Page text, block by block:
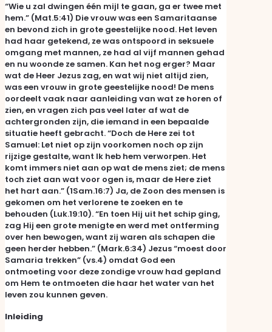
“Wie u zal dwingen één mijl te gaan, ga er twee met
hem.” (Mat.5:41) Die vrouw was een Samaritaanse
en bevond zich in grote geestelijke nood. Het leven
had haar getekend, ze was ontspoord in seksuele
omgang met mannen, ze had al vijf mannen gehad
en nu woonde ze samen. Kan het nog erger? Maar
wat de Heer Jezus zag, en wat wij niet altijd zien,
was een vrouw in grote geestelijke nood! De mens
oordeelt vaak naar aanleiding van wat ze horen of
zien, en vragen zich pas veel later af wat de
achtergronden zijn, die iemand in een bepaalde
situatie heeft gebracht. “Doch de Here zei tot
Samuel: Let niet op zijn voorkomen noch op zijn
rijzige gestalte, want Ik heb hem verworpen. Het
komt immers niet aan op wat de mens ziet; de mens
toch ziet aan wat voor ogen is, maar de Here ziet
het hart aan.” (1Sam.16:7) Ja, de Zoon des mensen is
gekomen om het verlorene te zoeken en te
behouden (Luk.19:10). “En toen Hij uit het schip ging,
zag Hij een grote menigte en werd met ontferming
over hen bewogen, want zij waren als schapen die
geen herder hebben.” (Mark.6:34) Jezus “moest door
Samaria trekken” (vs.4) omdat God een
ontmoeting voor deze zondige vrouw had gepland
om Hem te ontmoeten die haar het water van het
leven zou kunnen geven.
Inleiding